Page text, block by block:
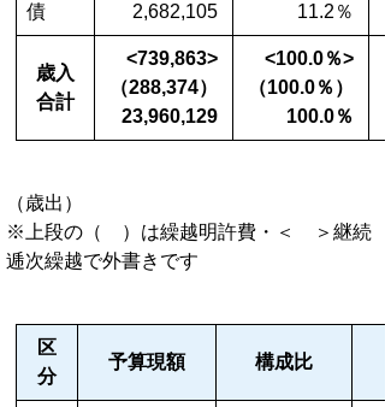
債
2,682,105
11.2％
歳入
合計
<739,863>
（288,374）
23,960,129
<100.0％>
（100.0％）
100.0％
（歳出）
※上段の（ ）は繰越明許費・＜ ＞継続
逓次繰越で外書きです
区
分
予算現額 構成比